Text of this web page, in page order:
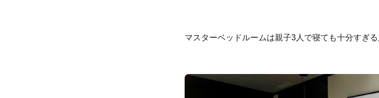
マスターベッドルームは親子3人で寝ても十分すぎ